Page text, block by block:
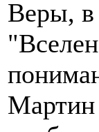
Веры,
Мартин